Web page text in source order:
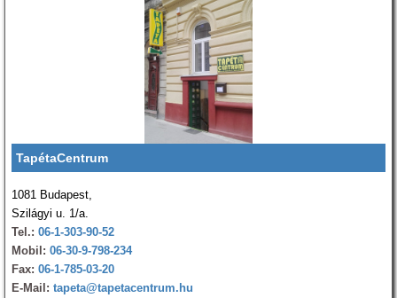
TapétaCentrum
1081 Budapest,
Szilágyi u. 1/a.
Tel.: 06-1-303-90-52
Mobil: 06-30-9-798-234
Fax: 06-1-785-03-20
E-Mail: tapeta@tapetacentrum.hu